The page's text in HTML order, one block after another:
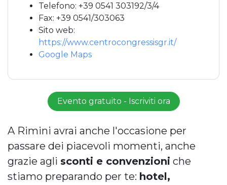
Telefono: +39 0541 303192/3/4
Fax: +39 0541/303063
Sito web:
https://www.centrocongressisgr.it/
Google Maps
Evento gratuito - Iscriviti ora
A Rimini avrai anche l'occasione per
passare dei piacevoli momenti, anche
grazie agli sconti e convenzioni che
stiamo preparando per te: hotel,